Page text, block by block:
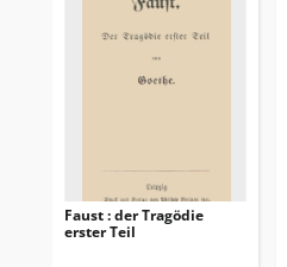
Faust : der Tragödie
erster Teil